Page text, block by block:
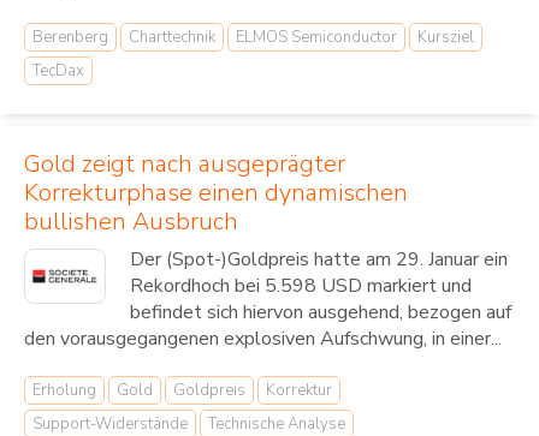
Berenberg Charttechnik ELMOS Semiconductor
Kursziel
TecDax
Gold zeigt nach ausgeprägter
Korrekturphase einen dynamischen
bullishen Ausbruch
Der (Spot-)Goldpreis hatte am 29. Januar ein
Rekordhoch bei 5.598 USD markiert und
befindet sich hiervon ausgehend, bezogen auf
den vorausgegangenen explosiven Aufschwung, in einer...
Erholung Gold Goldpreis
Korrektur
Support-Widerstände
Technische Analyse